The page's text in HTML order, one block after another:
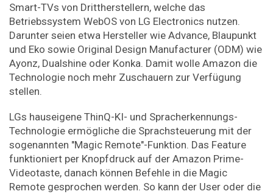
Smart-TVs von Drittherstellern, welche das
Betriebssystem WebOS von LG Electronics nutzen.
Darunter seien etwa Hersteller wie Advance, Blaupunkt
und Eko sowie Original Design Manufacturer (ODM) wie
Ayonz, Dualshine oder Konka. Damit wolle Amazon die
Technologie noch mehr Zuschauern zur Verfügung
stellen.
LGs hauseigene ThinQ-KI- und Spracherkennungs-
Technologie ermögliche die Sprachsteuerung mit der
sogenannten "Magic Remote"-Funktion. Das Feature
funktioniert per Knopfdruck auf der Amazon Prime-
Videotaste, danach können Befehle in die Magic
Remote gesprochen werden. So kann der User oder die